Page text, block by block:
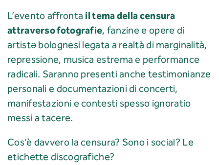
L’evento affronta il tema della censura
attraverso fotografie, fanzine e opere di
artistə bolognesi legata a realtà di marginalità,
repressione, musica estrema e performance
radicali. Saranno presenti anche testimonianze
personali e documentazioni di concerti,
manifestazioni e contesti spesso ignoratio
messi a tacere.
Cos’è davvero la censura? Sono i social? Le
etichette discografiche?